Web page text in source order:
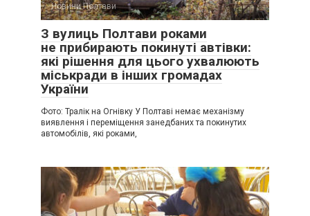
Новини Полтави
З вулиць Полтави роками
не прибирають покинуті автівки:
які рішення для цього ухвалюють
міськради в інших громадах
України
Фото: Тралік на Огнівку У Полтаві немає механізму
виявлення і переміщення занедбаних та покинутих
автомобілів, які роками,